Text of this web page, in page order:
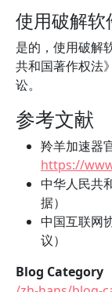
使用破解软
是的，使用破解
共和国著作权法
讼。
参考文献
羚羊加速器
https://
中华人民共
据）
中国互联网
议）
Blog Category